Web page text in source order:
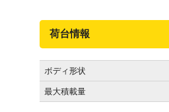
荷台情報
ボディ形状
最大積載量